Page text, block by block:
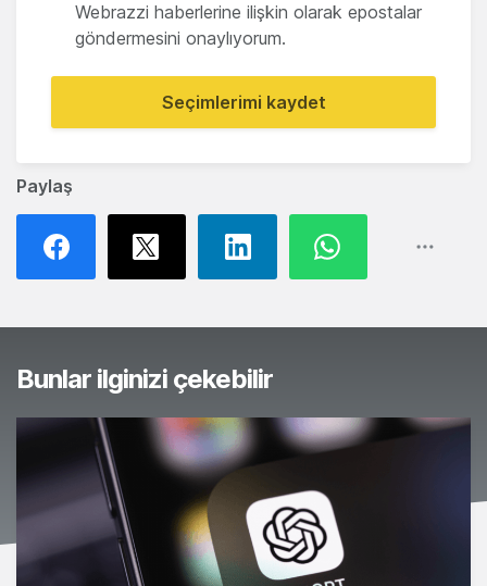
Paylaş
Webrazzi haberlerine ilişkin olarak epostalar
göndermesini onaylıyorum.
Seçimlerimi kaydet
Bunlar ilginizi çekebilir